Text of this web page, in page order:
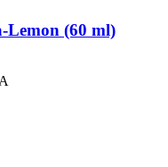
​Lemon (60 ml)